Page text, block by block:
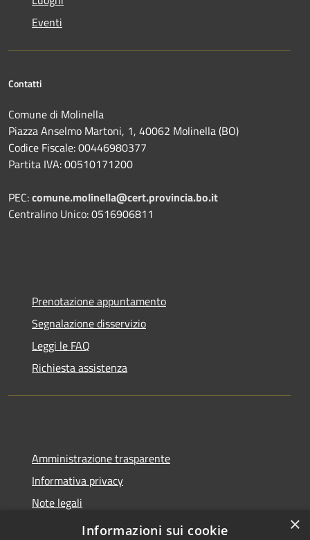
Eventi
Contatti
Comune di Molinella
Piazza Anselmo Martoni, 1, 40062 Molinella (BO)
Codice Fiscale: 00446980377
Partita IVA: 00510171200
PEC:comune.molinella@cert.provincia.bo.it
Centralino Unico: 0516906811
Prenotazione appuntamento
Segnalazione disservizio
Leggi le FAQ
Richiesta assistenza
Amministrazione trasparente
Informativa privacy
Note legali
Dichiarazione di accessibilità
×
Informazioni sui cookie